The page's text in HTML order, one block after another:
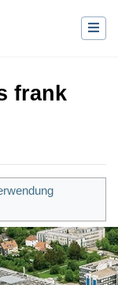
frank